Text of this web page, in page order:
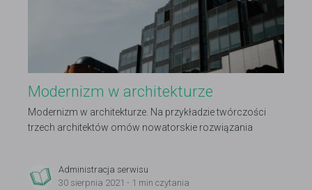
Modernizm w architekturze
Modernizm w architekturze. Na przykładzie twórczości
trzech architektów omów nowatorskie rozwiązania
Administracja serwisu
30 sierpnia 2021 - 1 min czytania